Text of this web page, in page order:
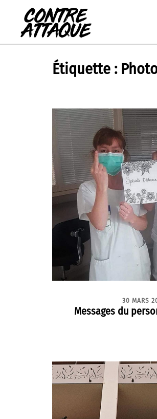
contenu
Étiquette :
30 MARS
Messages du